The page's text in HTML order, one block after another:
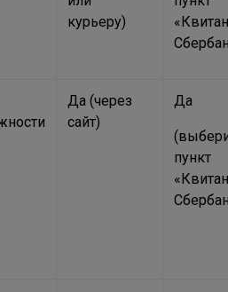
курьеру)
Да (через
сайт)
Да
пункт